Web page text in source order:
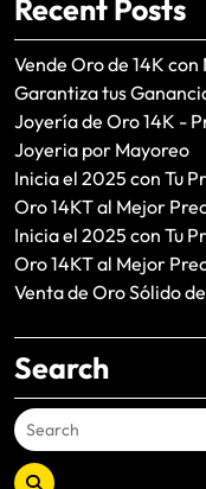
Recent Posts
Vende Oro de 14K
Garantiza tus
Joyería de Oro 14K -
Joyeria por Mayoreo
Inicia el 2025 con Tu
Oro 14KT al Mejor
Inicia el 2025 con Tu
Oro 14KT al Mejor
Venta de Oro Sólido
Search